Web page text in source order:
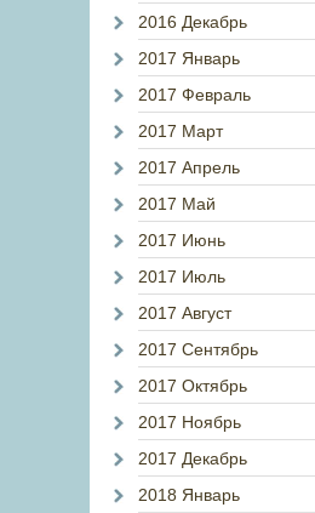
2016 Декабрь
2017 Январь
2017 Февраль
2017 Март
2017 Апрель
2017 Май
2017 Июнь
2017 Июль
2017 Август
2017 Сентябрь
2017 Октябрь
2017 Ноябрь
2017 Декабрь
2018 Январь